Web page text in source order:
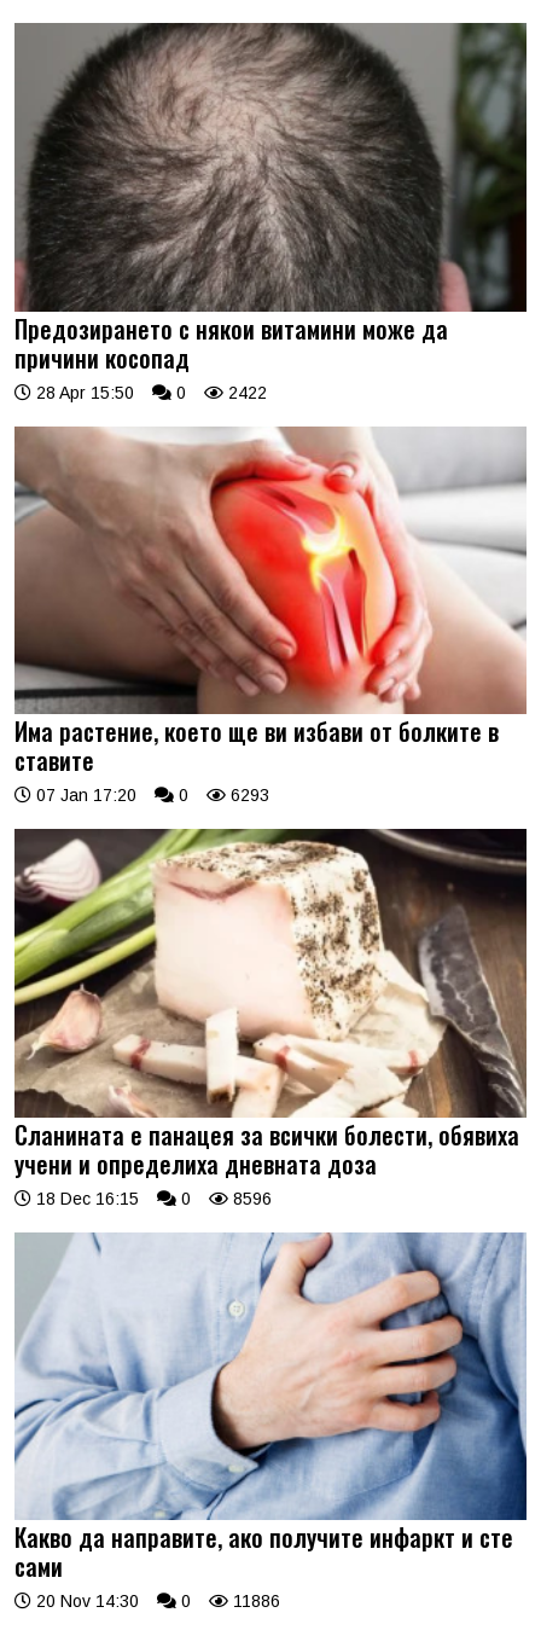
Предозирането с някои витамини може да
причини косопад
28 Apr 15:50 0 2422
Има растение, което ще ви избави от болките в
ставите
07 Jan 17:20 0 6293
Сланината е панацея за всички болести, обявиха
учени и определиха дневната доза
18 Dec 16:15 0 8596
Какво да направите, ако получите инфаркт и сте
сами
20 Nov 14:30 0 11886